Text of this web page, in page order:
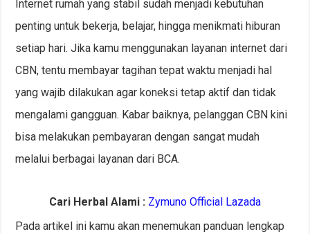
Internet rumah yang stabil sudah menjadi kebutuhan
penting untuk bekerja, belajar, hingga menikmati hiburan
setiap hari. Jika kamu menggunakan layanan internet dari
CBN, tentu membayar tagihan tepat waktu menjadi hal
yang wajib dilakukan agar koneksi tetap aktif dan tidak
mengalami gangguan. Kabar baiknya, pelanggan CBN kini
bisa melakukan pembayaran dengan sangat mudah
melalui berbagai layanan dari BCA.
Cari Herbal Alami : Zymuno Official Lazada
Pada artikel ini kamu akan menemukan panduan lengkap